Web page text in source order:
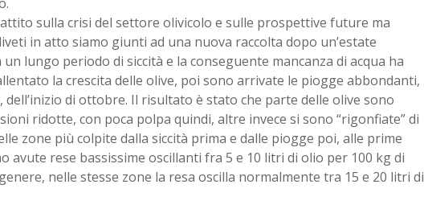
sulla crisi del settore olivicolo e sulle prospettive future ma
in atto siamo giunti ad una nuova raccolta dopo un’estate
lungo periodo di siccità e la conseguente mancanza di acqua ha
la crescita delle olive, poi sono arrivate le piogge abbondanti,
dell’inizio di ottobre. Il risultato è stato che parte delle olive sono
ridotte, con poca polpa quindi, altre invece si sono “rigonfiate” di
zone più colpite dalla siccità prima e dalle piogge poi, alle prime
avute rese bassissime oscillanti fra 5 e 10 litri di olio per 100 kg di
nelle stesse zone la resa oscilla normalmente tra 15 e 20 litri di